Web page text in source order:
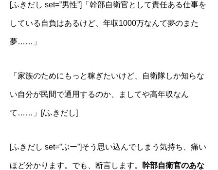
[ふきだし set=”男性”]「幹部自衛官として責任ある仕事を
している自負はあるけど、年収1000万なんて夢のまた
夢……」
「家族のためにもっと稼ぎたいけど、自衛隊しか知らな
い自分が民間で通用するのか、ましてや高年収なん
て……」[/ふきだし]
[ふきだし set=”ぶー”]そう思い込んでしまう気持ち、痛い
ほど分かります。でも、断言します。 幹部自衛官のあな